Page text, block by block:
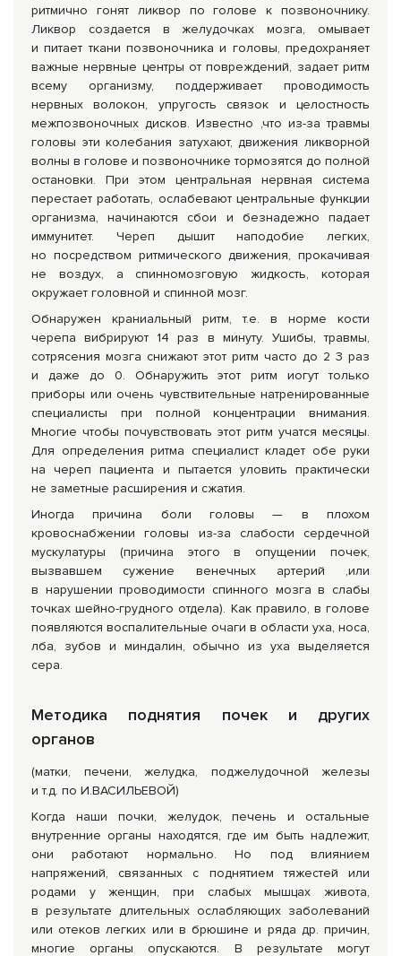
ритмично гонят ликвор по голове к позвоночнику.
Ликвор создается в желудочках мозга, омывает
и питает ткани позвоночника и головы, предохраняет
важные нервные центры от повреждений, задает ритм
всему организму, поддерживает проводимость
нервных волокон, упругость связок и целостность
межпозвоночных дисков. Известно ,что из-за травмы
головы эти колебания затухают, движения ликворной
волны в голове и позвоночнике тормозятся до полной
остановки. При этом центральная нервная система
перестает работать, ослабевают центральные функции
организма, начинаются сбои и безнадежно падает
иммунитет. Череп дышит наподобие легких,
но посредством ритмического движения, прокачивая
не воздух, а спинномозговую жидкость, которая
окружает головной и спинной мозг.
Обнаружен краниальный ритм, т.е. в норме кости
черепа вибрируют 14 раз в минуту. Ушибы, травмы,
сотрясения мозга снижают этот ритм часто до 2 3 раз
и даже до 0. Обнаружить этот ритм иогут только
приборы или очень чувствительные натренированные
специалисты при полной концентрации внимания.
Многие чтобы почувствовать этот ритм учатся месяцы.
Для определения ритма специалист кладет обе руки
на череп пациента и пытается уловить практически
не заметные расширения и сжатия.
Иногда причина боли головы — в плохом
кровоснабжении головы из-за слабости сердечной
мускулатуры (причина этого в опущении почек,
вызвавшем сужение венечных артерий ,или
в нарушении проводимости спинного мозга в слабы
точках шейно-грудного отдела). Как правило, в голове
появляются воспалительные очаги в области уха, носа,
лба, зубов и миндалин, обычно из уха выделяется
сера.
Методика поднятия почек и других
органов
(матки, печени, желудка, поджелудочной железы
и т.д. по И.ВАСИЛЬЕВОЙ)
Когда наши почки, желудок, печень и остальные
внутренние органы находятся, где им быть надлежит,
они работают нормально. Но под влиянием
напряжений, связанных с поднятием тяжестей или
родами у женщин, при слабых мышцах живота,
в результате длительных ослабляющих заболеваний
или отеков легких или в брюшине и ряда др. причин,
многие органы опускаются. В результате могут